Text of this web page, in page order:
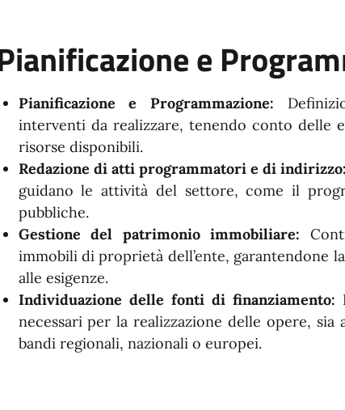
e
Pianificazione e Programmazione:
interventi da realizzare, tenendo conto delle
risorse disponibili.
Redazione di atti programmatori e di indirizzo:
guidano le attività del settore, come il
pubbliche.
Gestione del patrimonio immobiliare:
immobili di proprietà dell’ente, garantendone
alle esigenze.
Individuazione delle fonti di finanziamento:
necessari per la realizzazione delle opere,
bandi regionali, nazionali o europei.